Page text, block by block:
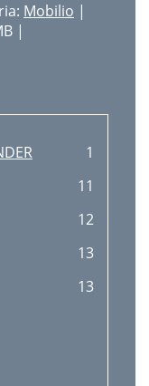
Mobilio |
|
1
11
12
13
13